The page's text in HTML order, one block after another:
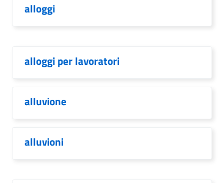
alloggi
alloggi per lavoratori
alluvione
alluvioni